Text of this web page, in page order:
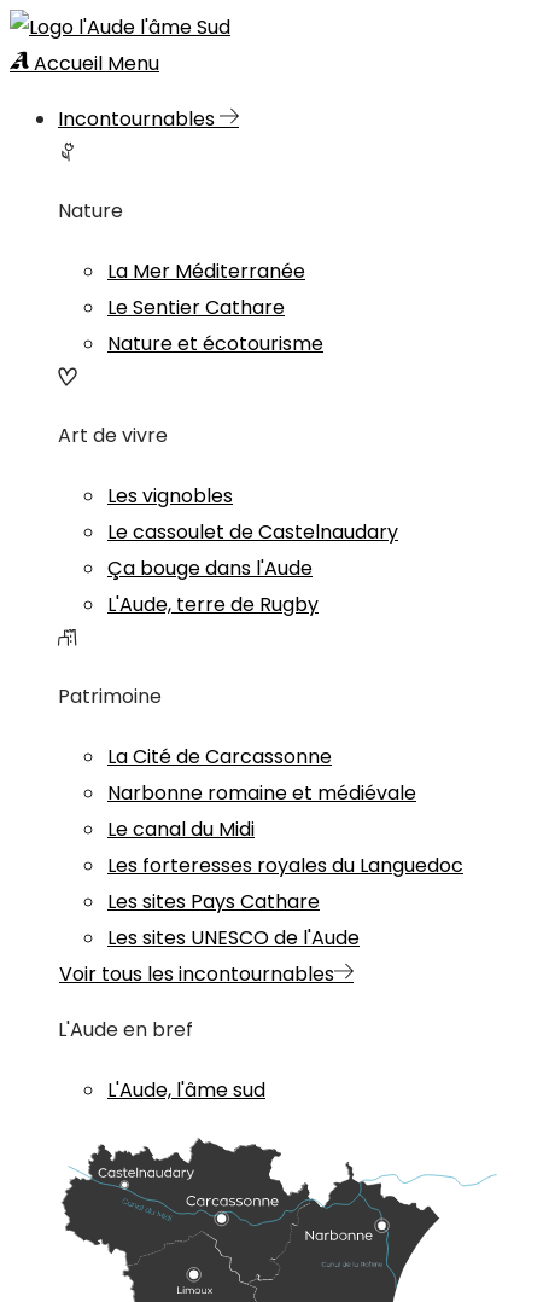
Accueil Menu
Incontournables
Nature
La Mer Méditerranée
Le Sentier Cathare
Nature et écotourisme
Art de vivre
Les vignobles
Le cassoulet de Castelnaudary
Ça bouge dans l'Aude
L'Aude, terre de Rugby
Patrimoine
La Cité de Carcassonne
Narbonne romaine et médiévale
Le canal du Midi
Les forteresses royales du Languedoc
Les sites Pays Cathare
Les sites UNESCO de l'Aude
Voir tous les incontournables
L'Aude en bref
L'Aude, l'âme sud